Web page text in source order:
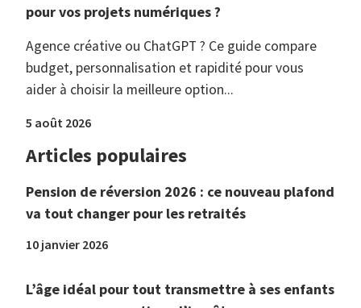
pour vos projets numériques ?
Agence créative ou ChatGPT ? Ce guide compare
budget, personnalisation et rapidité pour vous
aider à choisir la meilleure option...
5 août 2026
Articles populaires
Pension de réversion 2026 : ce nouveau plafond
va tout changer pour les retraités
10 janvier 2026
L’âge idéal pour tout transmettre à ses enfants